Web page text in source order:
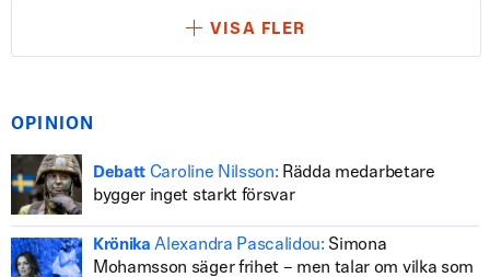
VISA FLER
OPINION
Debatt Caroline Nilsson: Rädda medarbetare
bygger inget starkt försvar
Krönika Alexandra Pascalidou: Simona
Mohamsson säger frihet – men talar om vilka som